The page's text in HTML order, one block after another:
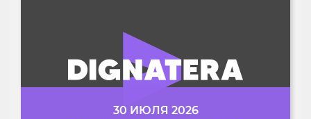
30 ИЮЛЯ 2026